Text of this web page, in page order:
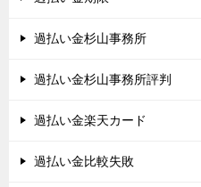
過払い金杉山事務所
過払い金杉山事務所評判
過払い金楽天カード
過払い金比較失敗